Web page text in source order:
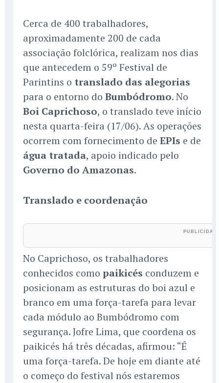
Cerca de 400 trabalhadores,
aproximadamente 200 de cada
associação folclórica, realizam nos dias
que antecedem o 59º Festival de
Parintins o translado das alegorias
para o entorno do Bumbódromo. No
Boi Caprichoso, o translado teve início
nesta quarta-feira (17/06). As operações
ocorrem com fornecimento de EPIs e de
água tratada, apoio indicado pelo
Governo do Amazonas.
Translado e coordenação
No Caprichoso, os trabalhadores
conhecidos como paikicés conduzem e
posicionam as estruturas do boi azul e
branco em uma força-tarefa para levar
cada módulo ao Bumbódromo com
segurança. Jofre Lima, que coordena os
paikicés há três décadas, afirmou: “É
uma força-tarefa. De hoje em diante até
o começo do festival nós estaremos